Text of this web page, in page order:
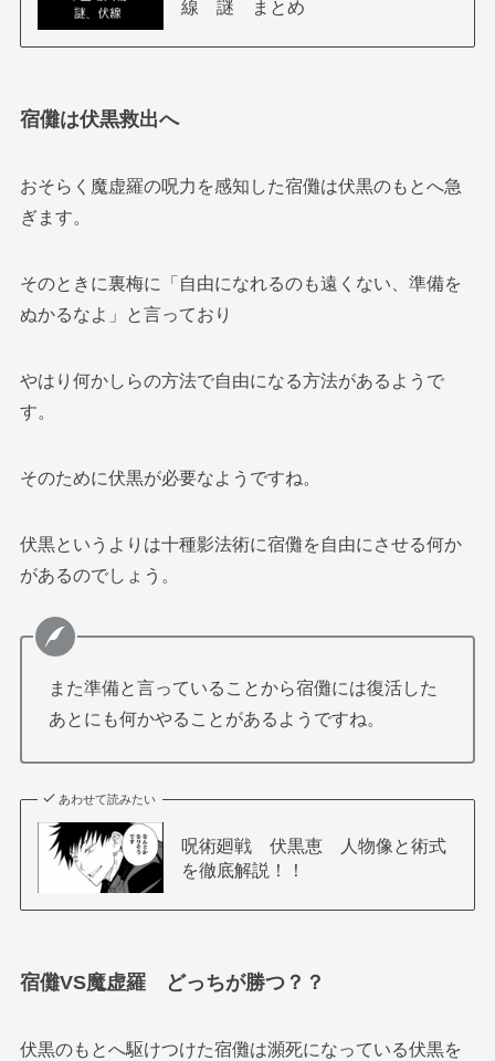
線 謎 まとめ
宿儺は伏黒救出へ
おそらく魔虚羅の呪力を感知した宿儺は伏黒のもとへ急
ぎます。
そのときに裏梅に「自由になれるのも遠くない、準備を
ぬかるなよ」と言っており
やはり何かしらの方法で自由になる方法があるようで
す。
そのために伏黒が必要なようですね。
伏黒というよりは十種影法術に宿儺を自由にさせる何か
があるのでしょう。
また準備と言っていることから宿儺には復活した
あとにも何かやることがあるようですね。
あわせて読みたい
呪術廻戦 伏黒恵 人物像と術式
を徹底解説！！
宿儺VS魔虚羅 どっちが勝つ？？
伏黒のもとへ駆けつけた宿儺は瀕死になっている伏黒を